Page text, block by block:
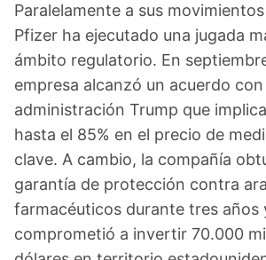
Paralelamente a sus
Pfizer ha ejecutado una jugada
ámbito regulatorio. En
empresa alcanzó un acuerdo con
administración Trump que
hasta el 85% en el precio de
clave. A cambio, la compañía
garantía de protección contra
farmacéuticos durante tres años
comprometió a invertir 70.000